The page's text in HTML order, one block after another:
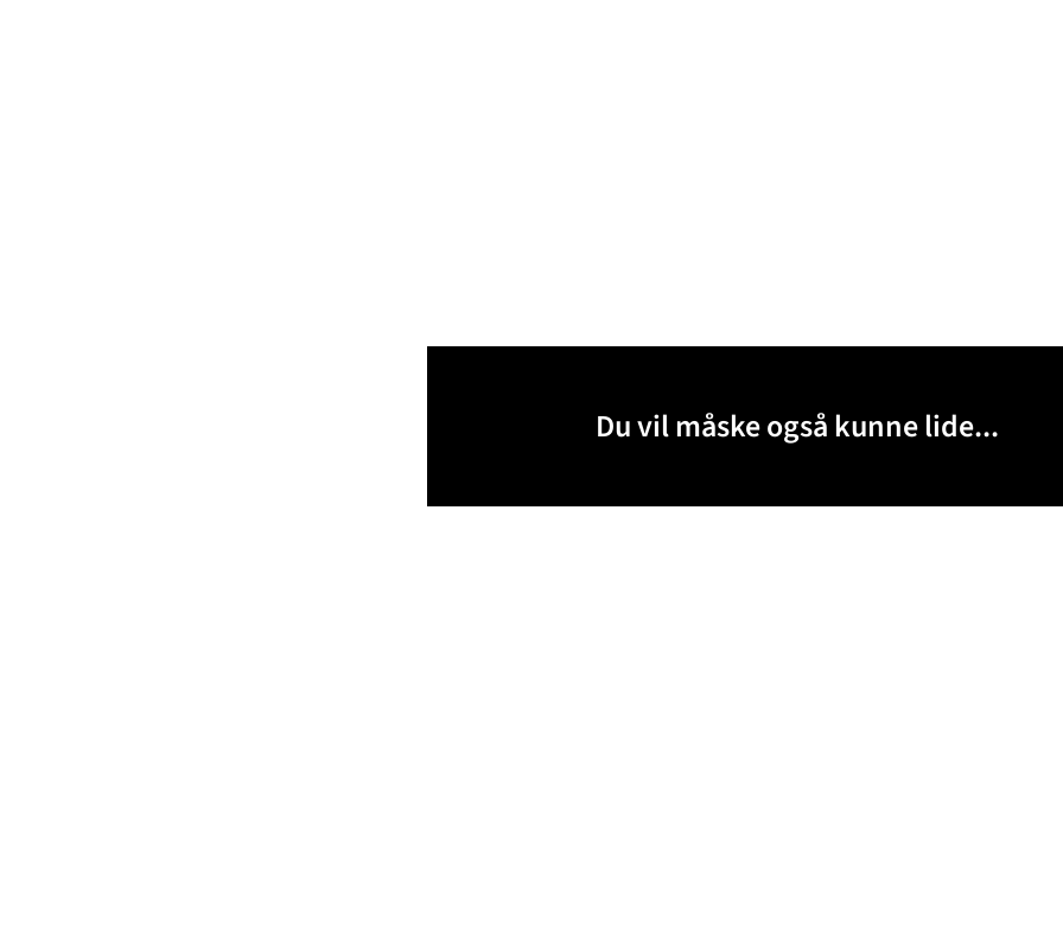
Du vil måske også kunne lide...